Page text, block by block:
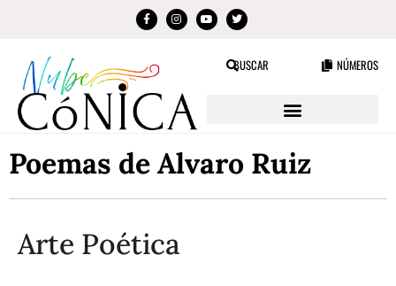
BUSCAR NÚMEROS
Poemas de Alvaro Ruiz
Arte Poética